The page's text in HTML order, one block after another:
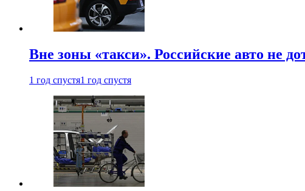
Вне зоны «такси». Российские авто не
1 год спустя1 год спустя